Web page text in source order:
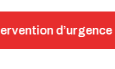
24/7